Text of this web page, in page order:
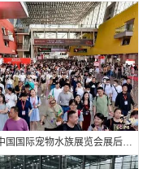
第26届中国国际宠物水族展览会展后报告